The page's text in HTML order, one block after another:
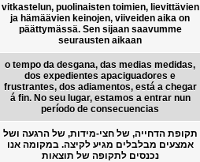
vitkastelun, puolinaisten toimien, lievittävien
ja hämäävien keinojen, viiveiden aika on
päättymässä. Sen sijaan saavumme
seurausten aikaan
o tempo da desgana, das medias medidas,
dos expedientes apaciguadores e
frustrantes, dos adiamentos, está a chegar
á fin. No seu lugar, estamos a entrar nun
período de consecuencias
תקופת הדחייה, של חצי-מידות, של הרגעה ושל
אמצעים מבלבלים מגיע לקיצה. במקומה אנו
נכנסים לתקופה של תוצאות